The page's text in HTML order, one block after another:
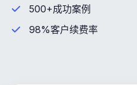
500+成功案例
98%客户续费率